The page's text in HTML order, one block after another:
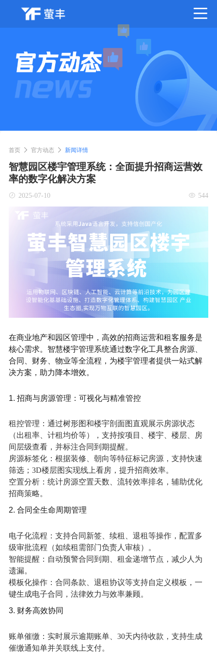
首页 官方动态 新闻详情
智慧园区楼宇管理系统：全面提升招商运营效
率的数字化解决方案
2025-07-10 544
在商业地产和园区管理中，高效的招商运营和租客服务是
核心需求。智慧楼宇管理系统通过数字化工具整合房源、
合同、财务、物业等全流程，为楼宇管理者提供一站式解
决方案，助力降本增效。
1. 招商与房源管理：可视化与精准管控
租控管理：通过树形图和楼宇剖面图直观展示房源状态
（出租率、计租均价等），支持按项目、楼宇、楼层、房
间层级查看，并标注合同到期提醒。
房源标签化：根据装修、朝向等特征标记房源，支持快速
筛选；3D楼层图实现线上看房，提升招商效率。
空置分析：统计房源空置天数、流转效率排名，辅助优化
招商策略。
2. 合同全生命周期管理
电子化流程：支持合同新签、续租、退租等操作，配置多
级审批流程（如续租需部门负责人审核）。
智能提醒：自动预警合同到期、租金递增节点，减少人为
遗漏。
模板化操作：合同条款、退租协议等支持自定义模板，一
键生成电子合同，法律效力与效率兼顾。
3. 财务高效协同
账单催缴：实时展示逾期账单、30天内待收款，支持生成
催缴通知单并关联线上支付。